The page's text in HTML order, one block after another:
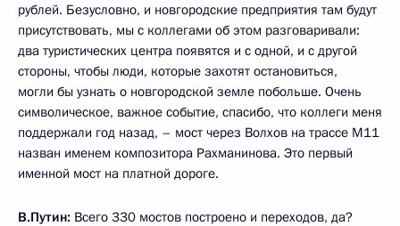
рублей. Безусловно, и новгородские предприятия там будут
присутствовать, мы с коллегами об этом разговаривали:
два туристических центра появятся и с одной, и с другой
стороны, чтобы люди, которые захотят остановиться,
могли бы узнать о новгородской земле побольше. Очень
символическое, важное событие, спасибо, что коллеги меня
поддержали год назад, – мост через Волхов на трассе М11
назван именем композитора Рахманинова. Это первый
именной мост на платной дороге.
В.Путин: Всего 330 мостов построено и переходов, да?